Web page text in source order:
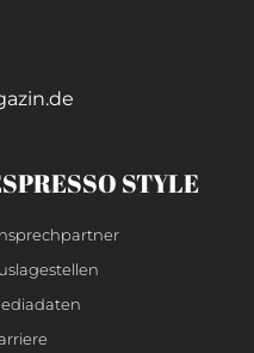
STYLE